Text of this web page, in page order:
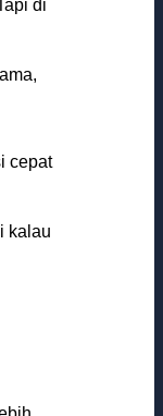
di
cepat
kalau